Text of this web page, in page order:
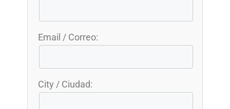
Email / Correo:
City / Ciudad: